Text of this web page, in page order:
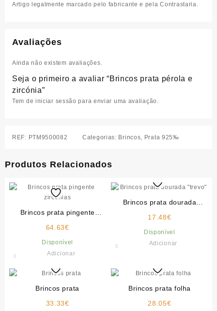
Artigo legalmente marcado pelo fabricante e pela Contrastaria.
Avaliações
Ainda não existem avaliações.
Seja o primeiro a avaliar “Brincos prata pérola e
zircónia”
Tem de iniciar sessão para enviar uma avaliação.
REF: PTM9500082 Categorias: Brincos, Prata 925‰
Produtos Relacionados
Brincos prata pingente
64.63€
Disponível
Adicionar
Brincos prata dourada
17.48€
Disponível
Adicionar
Brincos prata
33.33€
Brincos prata folha
28.05€